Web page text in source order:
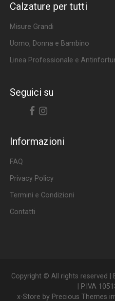
Calzature per tutti
Misure Grandi
Uomo, Donna e Bambino
Linea Professionale e
Seguici su
Informazioni
FAQ
Privacy Policy
Termini e Condizioni
Contatti
Copyright © All rights reserved |
| P.IVA
x-Store by Precious Themes